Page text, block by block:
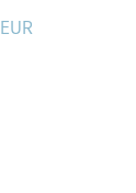
EUR